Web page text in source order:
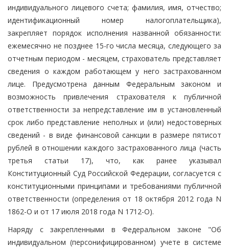
индивидуального лицевого счета; фамилия, имя, отчество;
идентификационный номер налогоплательщика),
закрепляет порядок исполнения названной обязанности:
ежемесячно не позднее 15-го числа месяца, следующего за
отчетным периодом - месяцем, страхователь представляет
сведения о каждом работающем у него застрахованном
лице. Предусмотрена данным Федеральным законом и
возможность привлечения страхователя к публичной
ответственности за непредставление им в установленный
срок либо представление неполных и (или) недостоверных
сведений - в виде финансовой санкции в размере пятисот
рублей в отношении каждого застрахованного лица (часть
третья статьи 17), что, как ранее указывал
Конституционный Суд Российской Федерации, согласуется с
конституционными принципами и требованиями публичной
ответственности (определения от 18 октября 2012 года N
1862-О и от 17 июля 2018 года N 1712-О).
Наряду с закрепленными в Федеральном законе "Об
индивидуальном (персонифицированном) учете в системе